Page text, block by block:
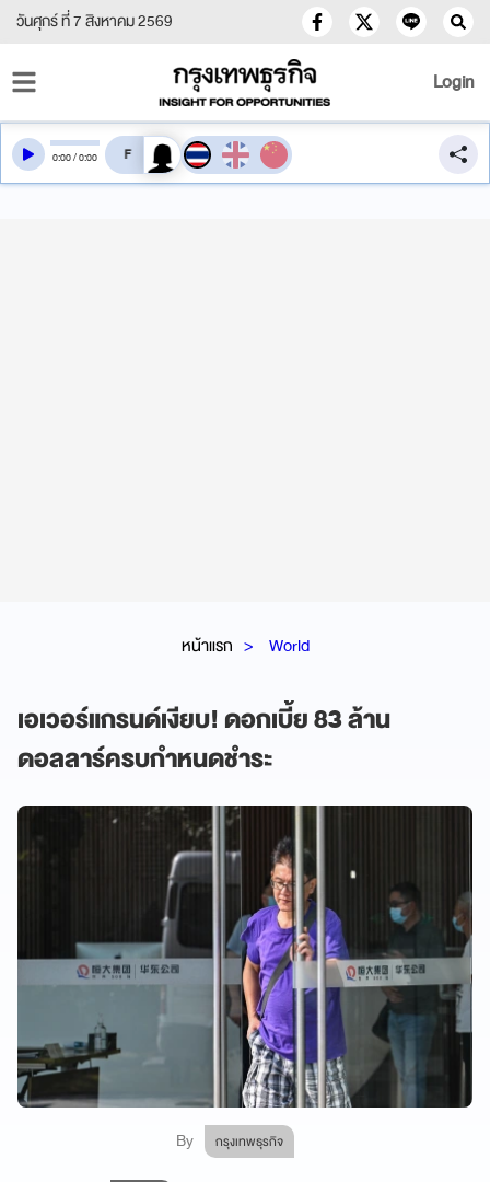
วันศุกร์ ที่ 7 สิงหาคม 2569
Login
หน้าแรก World
เอเวอร์แกรนด์เงียบ! ดอกเบี้ย 83 ล้าน
ดอลลาร์ครบกำหนดชำระ
By กรุงเทพธุรกิจ
0:00/0:00 สลับเสียงอ่าน